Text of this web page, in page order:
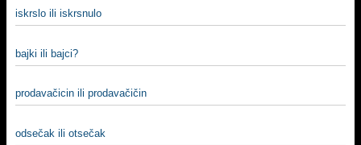
iskrslo ili iskrsnulo
bajki ili bajci?
prodavačicin ili prodavačičin
odsečak ili otsečak